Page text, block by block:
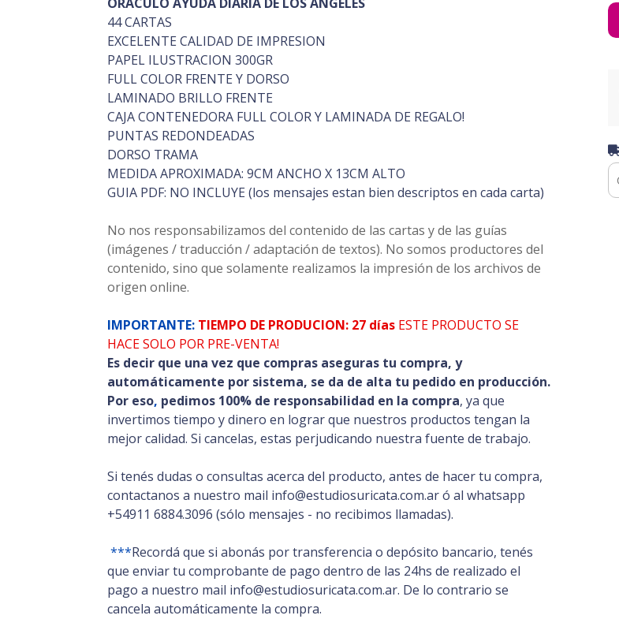
44 CARTAS
EXCELENTE CALIDAD DE IMPRESION
PAPEL ILUSTRACION 300GR
FULL COLOR FRENTE Y DORSO
LAMINADO BRILLO FRENTE
CAJA CONTENEDORA FULL COLOR Y LAMINADA DE REGALO!
PUNTAS REDONDEADAS
DORSO TRAMA
MEDIDA APROXIMADA: 9CM ANCHO X 13CM ALTO
GUIA PDF: NO INCLUYE (los mensajes estan bien descriptos en cada carta)
No nos responsabilizamos del contenido de las cartas y de las guías
(imágenes / traducción / adaptación de textos). No somos productores del
contenido, sino que solamente realizamos la impresión de los archivos de
origen online.
IMPORTANTE: TIEMPO DE PRODUCION: 27 días ESTE PRODUCTO SE
HACE SOLO POR PRE-VENTA!
Es decir que una vez que compras aseguras tu compra, y
automáticamente por sistema, se da de alta tu pedido en producción.
Por eso, pedimos 100% de responsabilidad en la compra, ya que
invertimos tiempo y dinero en lograr que nuestros productos tengan la
mejor calidad. Si cancelas, estas perjudicando nuestra fuente de trabajo.
Si tenés dudas o consultas acerca del producto, antes de hacer tu compra,
contactanos a nuestro mail info@estudiosuricata.com.ar ó al whatsapp
+54911 6884.3096 (sólo mensajes - no recibimos llamadas).
***Recordá que si abonás por transferencia o depósito bancario, tenés
que enviar tu comprobante de pago dentro de las 24hs de realizado el
pago a nuestro mail info@estudiosuricata.com.ar. De lo contrario se
cancela automáticamente la compra.